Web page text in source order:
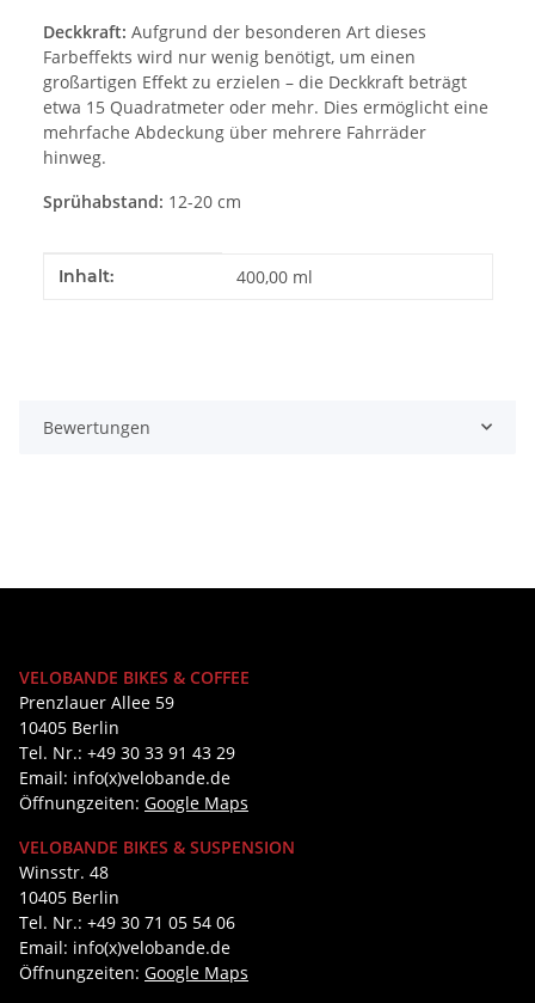
Deckkraft: Aufgrund der besonderen Art dieses
Farbeffekts wird nur wenig benötigt, um einen
großartigen Effekt zu erzielen – die Deckkraft beträgt
etwa 15 Quadratmeter oder mehr. Dies ermöglicht eine
mehrfache Abdeckung über mehrere Fahrräder
hinweg.
Sprühabstand: 12-20 cm
Produkteigenschaft
Wert
Inhalt: 400,00 ml
Bewertungen
VELOBANDE BIKES & COFFEE
Prenzlauer Allee 59
10405 Berlin
Tel. Nr.: +49 30 33 91 43 29
Email: info(x)velobande.de
Öffnungzeiten: Google Maps
VELOBANDE BIKES & SUSPENSION
Winsstr. 48
10405 Berlin
Tel. Nr.: +49 30 71 05 54 06
Email: info(x)velobande.de
Öffnungzeiten: Google Maps